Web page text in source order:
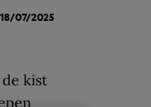
07/2025
kist